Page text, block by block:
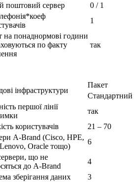
поштовий сервер
0 / 1
1
на понаднормові години
по факту
так
інфраструктури
Пакет
Стандартний
першої лінії
так
користувачів 21 – 70
A-Brand (Cisco, HPE,
Oracle тощо)
6
що не
до A-Brand
4
зберігання даних
3